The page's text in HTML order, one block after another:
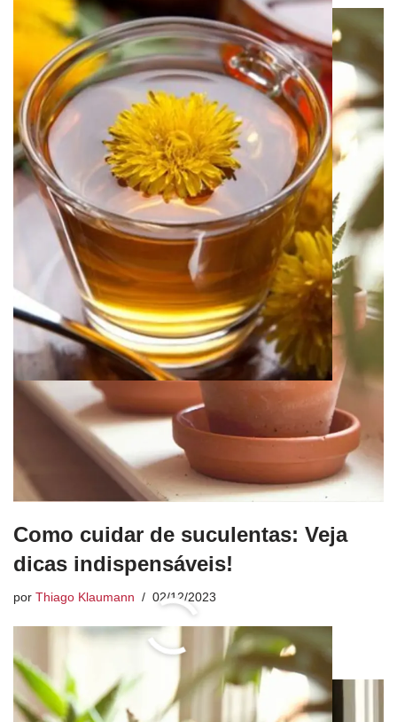
Como cuidar de suculentas: Veja
dicas indispensáveis!
por Thiago Klaumann 02/12/2023